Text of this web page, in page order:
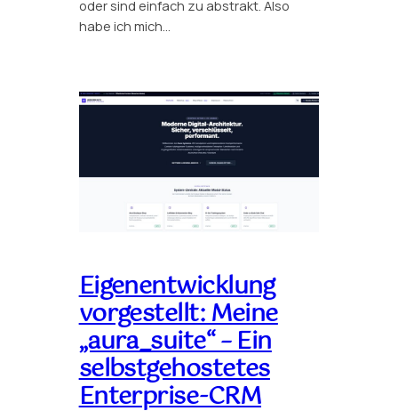
oder sind einfach zu abstrakt. Also
habe ich mich…
Eigenentwicklung
vorgestellt: Meine
„aura_suite“ – Ein
selbstgehostetes
Enterprise-CRM